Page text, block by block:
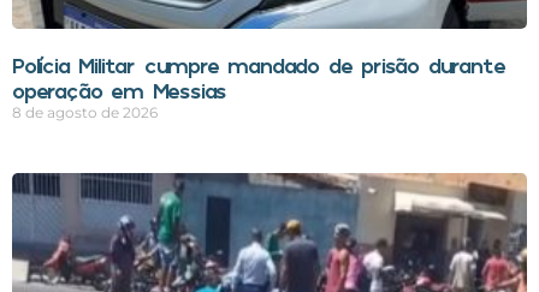
Polícia Militar cumpre mandado de prisão durante
operação em Messias
8 de agosto de 2026